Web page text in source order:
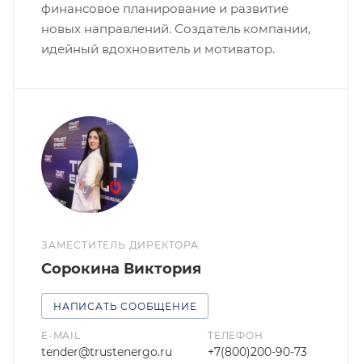
финансовое планирование и развитие
новых направлений. Создатель компании,
идейный вдохновитель и мотиватор.
ЗАМЕСТИТЕЛЬ ДИРЕКТОРА
Сорокина Виктория
НАПИСАТЬ СООБЩЕНИЕ
E-MAIL
tender@trustenergo.ru
ТЕЛЕФОН
+7(800)200-90-73